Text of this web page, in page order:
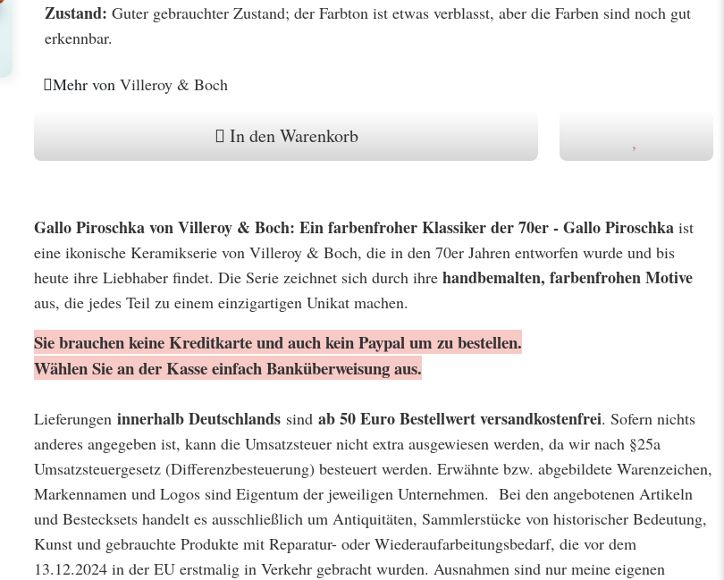
Zustand: Guter gebrauchter Zustand; der Farbton ist etwas verblasst, aber die Farben sind noch gut
erkennbar.
Mehr von Villeroy & Boch
In den Warenkorb
Gallo Piroschka von Villeroy & Boch: Ein farbenfroher Klassiker der 70er - Gallo Piroschka ist
eine ikonische Keramikserie von Villeroy & Boch, die in den 70er Jahren entworfen wurde und bis
heute ihre Liebhaber findet. Die Serie zeichnet sich durch ihre handbemalten, farbenfrohen Motive
aus, die jedes Teil zu einem einzigartigen Unikat machen.
Sie brauchen keine Kreditkarte und auch kein Paypal um zu bestellen.
Wählen Sie an der Kasse einfach Banküberweisung aus.
Lieferungen innerhalb Deutschlands sind ab 50 Euro Bestellwertversandkostenfrei. Sofern nichts
anderes angegeben ist, kann die Umsatzsteuer nicht extra ausgewiesen werden, da wir nach §25a
Umsatzsteuergesetz (Differenzbesteuerung) besteuert werden. Erwähnte bzw. abgebildete Warenzeichen,
Markennamen und Logos sind Eigentum der jeweiligen Unternehmen. Bei den angebotenen Artikeln
und Bestecksets handelt es ausschließlich um Antiquitäten, Sammlerstücke von historischer Bedeutung,
Kunst und gebrauchte Produkte mit Reparatur- oder Wiederaufarbeitungsbedarf, die vor dem
13.12.2024 in der EU erstmalig in Verkehr gebracht wurden. Ausnahmen sind nur meine eigenen